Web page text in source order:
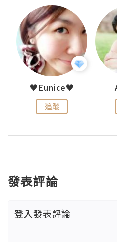
♥Eunice♥
追蹤
發表評論
登入發表評論